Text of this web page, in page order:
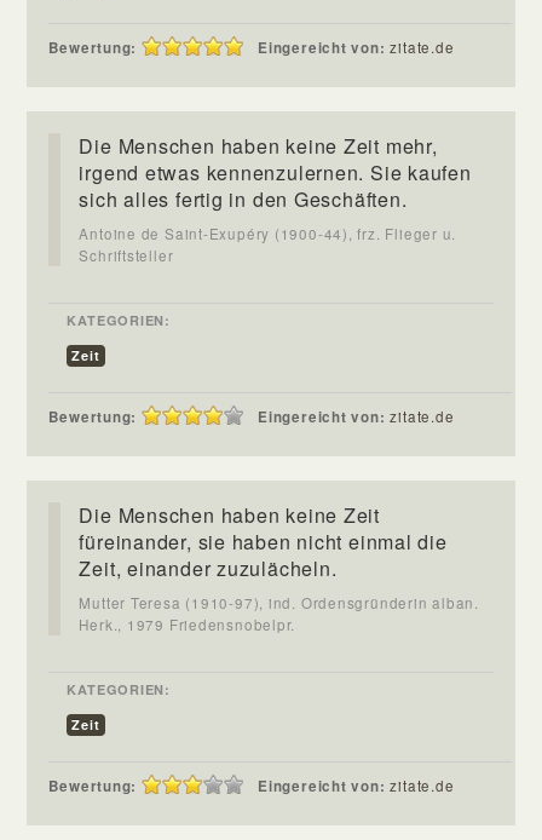
Bewertung: Eingereicht von:zitate.de
Die Menschen haben keine Zeit mehr,
irgend etwas kennenzulernen. Sie kaufen
sich alles fertig in den Geschäften.
Antoine de Saint-Exupéry (1900-44), frz. Flieger u.
Schriftsteller
KATEGORIEN:
Zeit
Bewertung: Eingereicht von:zitate.de
Die Menschen haben keine Zeit
füreinander, sie haben nicht einmal die
Zeit, einander zuzulächeln.
Mutter Teresa (1910-97), ind. Ordensgründerin alban.
Herk., 1979 Friedensnobelpr.
KATEGORIEN:
Zeit
Bewertung: Eingereicht von:zitate.de